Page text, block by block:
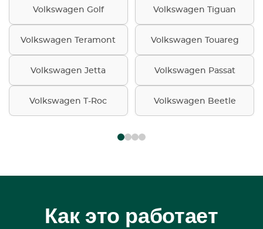
Volkswagen Golf Volkswagen Tiguan
Volkswagen Teramont Volkswagen Touareg
Volkswagen Jetta Volkswagen Passat
Volkswagen T-Roc Volkswagen Beetle
Как это работает